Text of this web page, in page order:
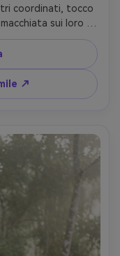
coordinati, tocco
sui loro
bambù verticali,
primo piano,
realistici della pelle,
-ar 4:5
↗